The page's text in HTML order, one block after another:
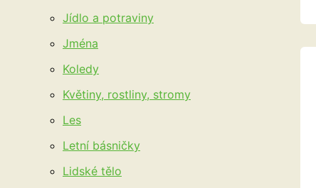
Jídlo a potraviny
Jména
Koledy
Květiny, rostliny, stromy
Les
Letní básničky
Lidské tělo